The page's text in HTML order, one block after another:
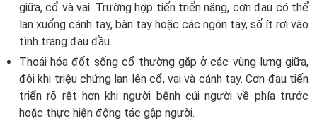
giữa, cổ và vai. Trường hợp tiến triển nặng, cơn đau có thể
lan xuống cánh tay, bàn tay hoặc các ngón tay, số ít rơi vào
tình trạng đau đầu.
Thoái hóa đốt sống cổ thường gặp ở các vùng lưng giữa,
đôi khi triệu chứng lan lên cổ, vai và cánh tay. Cơn đau tiến
triển rõ rệt hơn khi người bệnh cúi người về phía trước
hoặc thực hiện động tác gập người.